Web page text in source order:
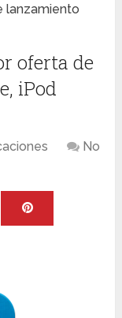
lanzamiento
oferta de
iPod
No